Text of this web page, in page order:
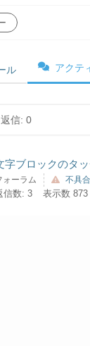
ル アクテ
返信: 0
字ブロックのタ
ォーラム 不具
信数: 3 表示数 873